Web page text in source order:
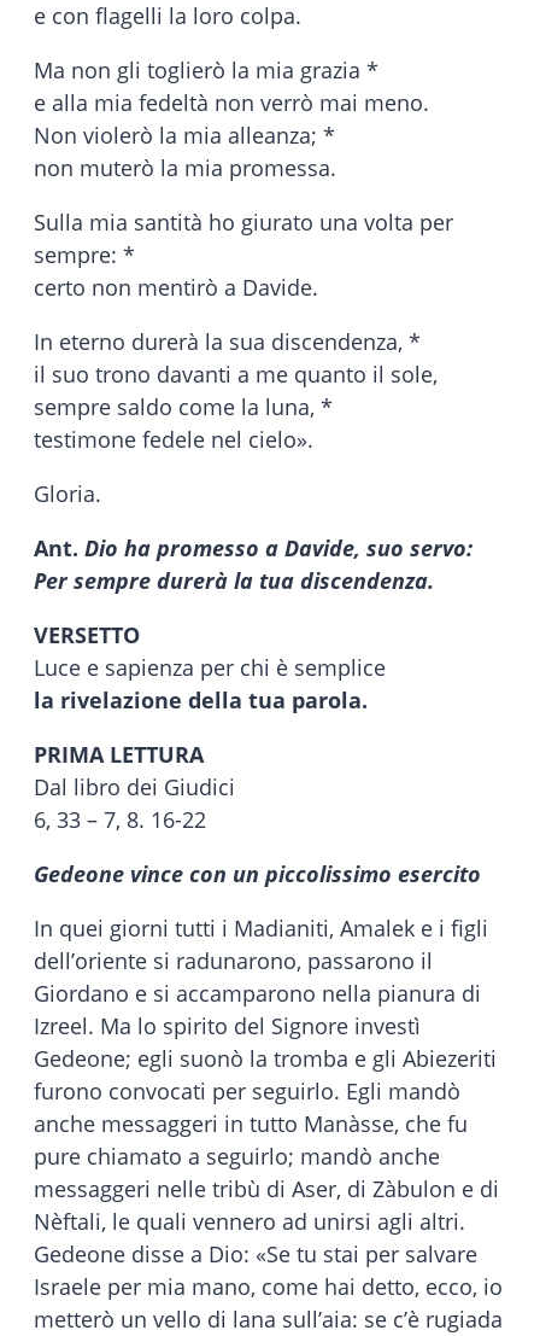
e con flagelli la loro colpa.
Ma non gli toglierò la mia grazia *
e alla mia fedeltà non verrò mai meno.
Non violerò la mia alleanza; *
non muterò la mia promessa.
Sulla mia santità ho giurato una volta per
sempre: *
certo non mentirò a Davide.
In eterno durerà la sua discendenza, *
il suo trono davanti a me quanto il sole,
sempre saldo come la luna, *
testimone fedele nel cielo».
Gloria.
Ant. Dio ha promesso a Davide, suo servo:
Per sempre durerà la tua discendenza.
VERSETTO
Luce e sapienza per chi è semplice
la rivelazione della tua parola.
PRIMA LETTURA
Dal libro dei Giudici
6, 33 – 7, 8. 16-22
Gedeone vince con un piccolissimo esercito
In quei giorni tutti i Madianiti, Amalek e i figli
dell’oriente si radunarono, passarono il
Giordano e si accamparono nella pianura di
Izreel. Ma lo spirito del Signore investì
Gedeone; egli suonò la tromba e gli Abiezeriti
furono convocati per seguirlo. Egli mandò
anche messaggeri in tutto Manàsse, che fu
pure chiamato a seguirlo; mandò anche
messaggeri nelle tribù di Aser, di Zàbulon e di
Nèftali, le quali vennero ad unirsi agli altri.
Gedeone disse a Dio: «Se tu stai per salvare
Israele per mia mano, come hai detto, ecco, io
metterò un vello di lana sull’aia: se c’è rugiada